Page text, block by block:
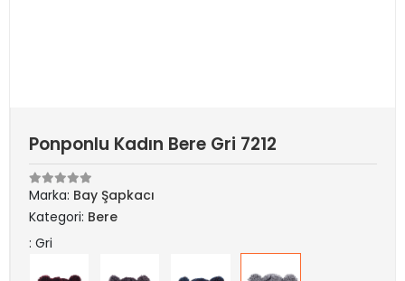
Ponponlu Kadın Bere Gri 7212
Marka: Bay Şapkacı
Kategori: Bere
: Gri